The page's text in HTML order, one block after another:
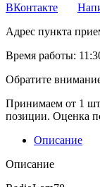
ВКонтакте
Адрес пункта
Время работы:
Обратите
Принимаем от 1
позиции. Оценка
Описание
Описание